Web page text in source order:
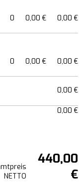
0
0,00 € 0,00 €
0
0,00 € 0,00 €
0,00 €
0,00 €
NETTO
440,00
€